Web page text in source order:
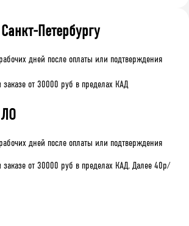
Петербургу
дней после оплаты или подтверждения
заказе от 30000 руб в пределах КАД
дней после оплаты или подтверждения
заказе от 30000 руб в пределах КАД. Далее 40р/